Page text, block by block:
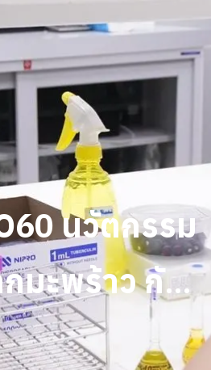
นวัตกรรม
มะพร้าว กับ
ตีนจากพืชที่